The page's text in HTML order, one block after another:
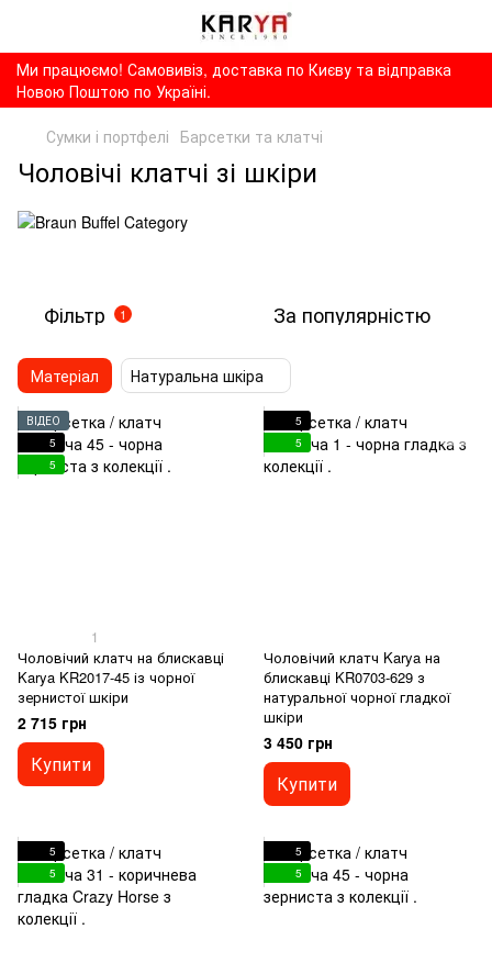
Ми працюємо! Самовивіз, доставка по Києву та відправка
Новою Поштою по Україні.
Сумки і портфелі Барсетки та клатчі
Чоловічі клатчі зі шкіри
Фільтр 1 За популярністю
Матеріал Натуральна шкіра
ВІДЕО
5
5
1
Чоловічий клатч на блискавці
Karya KR2017-45 із чорної
зернистої шкіри
2 715 грн
Купити
5
5
Чоловічий клатч Karya на
блискавці KR0703-629 з
натуральної чорної гладкої
шкіри
3 450 грн
Купити
5
5
5
5